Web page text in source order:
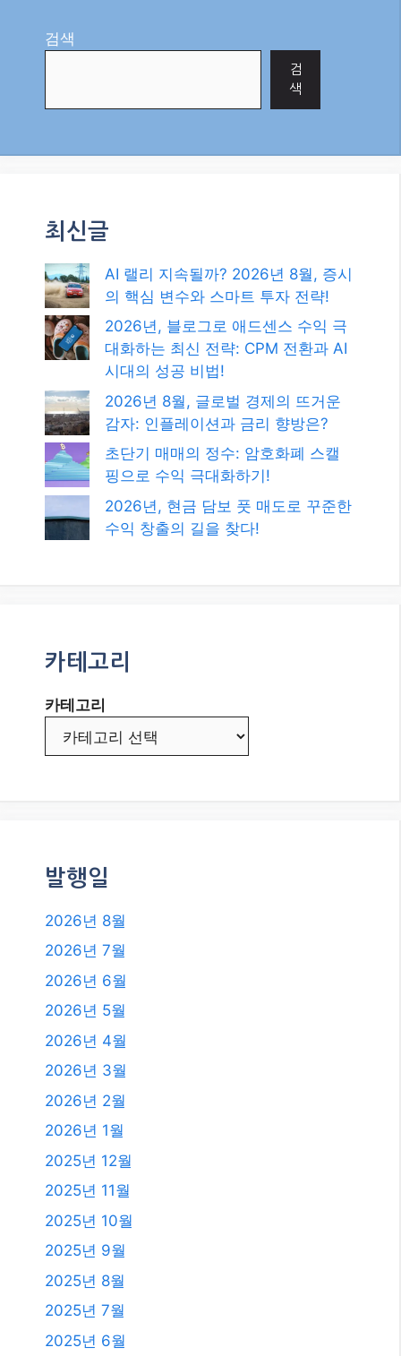
검색
검
색
최신글
AI 랠리 지속될까? 2026년 8월, 증시
의 핵심 변수와 스마트 투자 전략!
2026년, 블로그로 애드센스 수익 극
대화하는 최신 전략: CPM 전환과 AI
시대의 성공 비법!
2026년 8월, 글로벌 경제의 뜨거운
감자: 인플레이션과 금리 향방은?
초단기 매매의 정수: 암호화폐 스캘
핑으로 수익 극대화하기!
2026년, 현금 담보 풋 매도로 꾸준한
수익 창출의 길을 찾다!
카테고리
카테고리
발행일
2026년 8월
2026년 7월
2026년 6월
2026년 5월
2026년 4월
2026년 3월
2026년 2월
2026년 1월
2025년 12월
2025년 11월
2025년 10월
2025년 9월
2025년 8월
2025년 7월
2025년 6월